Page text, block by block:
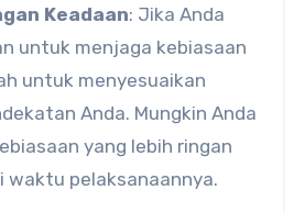
Keadaan: Jika Anda
untuk menjaga kebiasaan
untuk menyesuaikan
Anda. Mungkin Anda
yang lebih ringan
waktu pelaksanaannya.